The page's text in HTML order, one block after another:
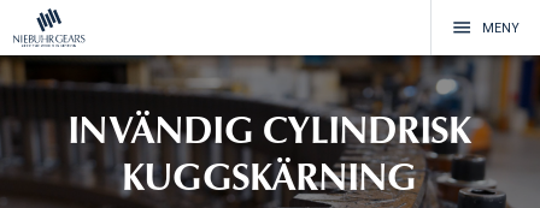
menu MENY
INVÄNDIG CYLINDRISK
KUGGSKÄRNING